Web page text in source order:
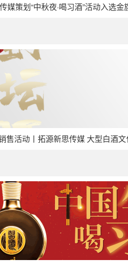
媒策划“中秋夜·喝习酒”活动入选
售活动丨拓源新思传媒 大型白酒